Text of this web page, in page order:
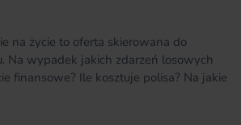
na życie to oferta skierowana do
Na wypadek jakich zdarzeń losowych
finansowe? Ile kosztuje polisa? Na jakie